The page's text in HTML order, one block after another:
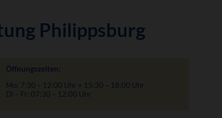
Philippsburg
Öffnungszeiten:
Mo: 7:30 – 12:00 Uhr + 15:30 – 18:00 Uhr
Di – Fr: 07:30 – 12:00 Uhr